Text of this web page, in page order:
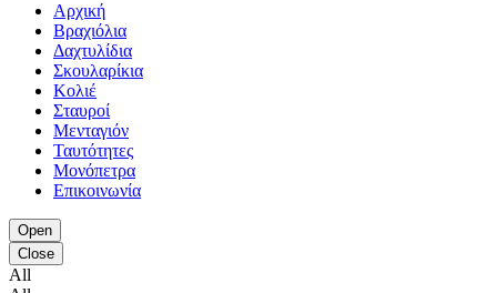
Αρχική
Βραχιόλια
Δαχτυλίδια
Σκουλαρίκια
Κολιέ
Σταυροί
Μενταγιόν
Ταυτότητες
Μονόπετρα
Επικοινωνία
Open
Close
All